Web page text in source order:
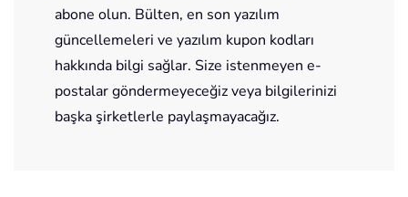
abone olun. Bülten, en son yazılım
güncellemeleri ve yazılım kupon kodları
hakkında bilgi sağlar. Size istenmeyen e-
postalar göndermeyeceğiz veya bilgilerinizi
başka şirketlerle paylaşmayacağız.